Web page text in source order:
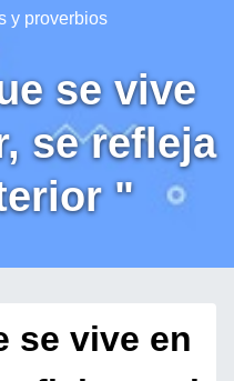
y proverbios
se vive
se refleja
"
se vive en